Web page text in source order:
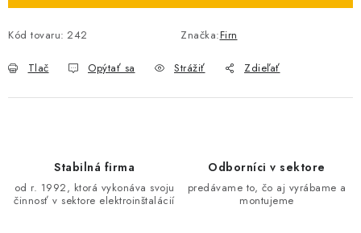
ČINNOSTI
KARIÉRA
Kód tovaru: 242 Značka:Firn
Tlač Opýtať sa Strážiť Zdieľať
Stabilná firma
od r. 1992, ktorá vykonáva svoju
činnosť v sektore elektroinštalácií
Odborníci v sektore
predávame to, čo aj vyrábame a
montujeme